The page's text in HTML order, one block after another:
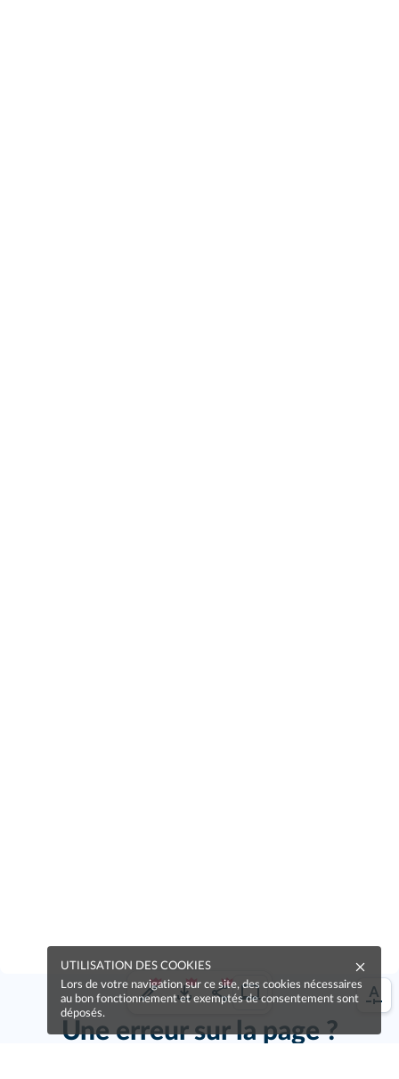
Une erreur sur la page ?
UTILISATION DES COOKIES
Lors de votre navigation sur ce site, des cookies nécessaires
au bon fonctionnement et exemptés de consentement sont
déposés.